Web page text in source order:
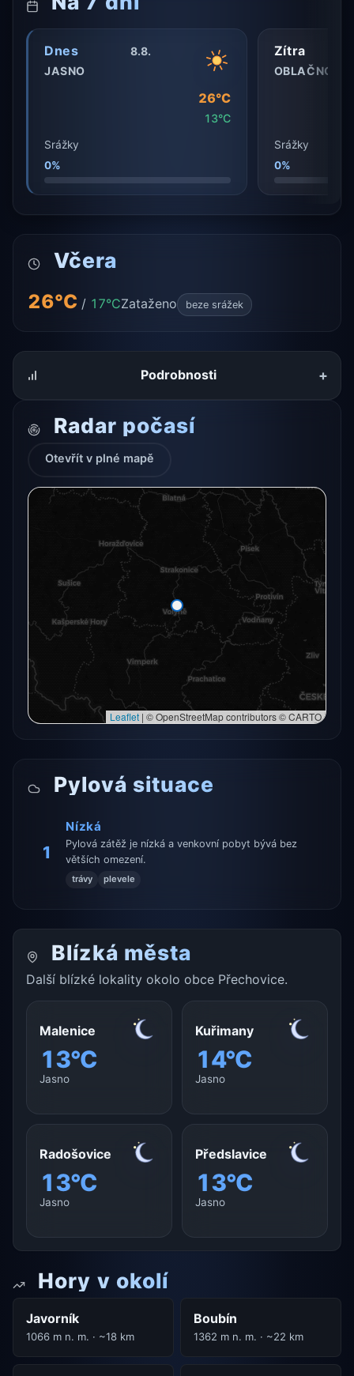
Dnes
8.8.
JASNO
26°C
13°C
Srážky
0%
Zítra
OBLAČNO
Srážky
0%
Včera
26°C / 17°CZataženo beze srážek
Podrobnosti +
Radar počasí
Otevřít v plné mapě
Radarový snímek momentálně není dostupný.
Otevřít v plné mapě
Zkusit znovu
Otevřít v plné mapě →
Leaflet | © OpenStreetMap contributors © CARTO
Pylová situace
1
Nízká
Pylová zátěž je nízká a venkovní pobyt bývá bez
větších omezení.
trávy plevele
Blízká města
Další blízké lokality okolo obce Přechovice.
Malenice
13°C
Jasno
Kuřimany
14°C
Jasno
Radošovice
13°C
Jasno
Předslavice
13°C
Jasno
Hory v okolí
Javorník
1066 m n. m. · ~18 km
Boubín
1362 m n. m. · ~22 km